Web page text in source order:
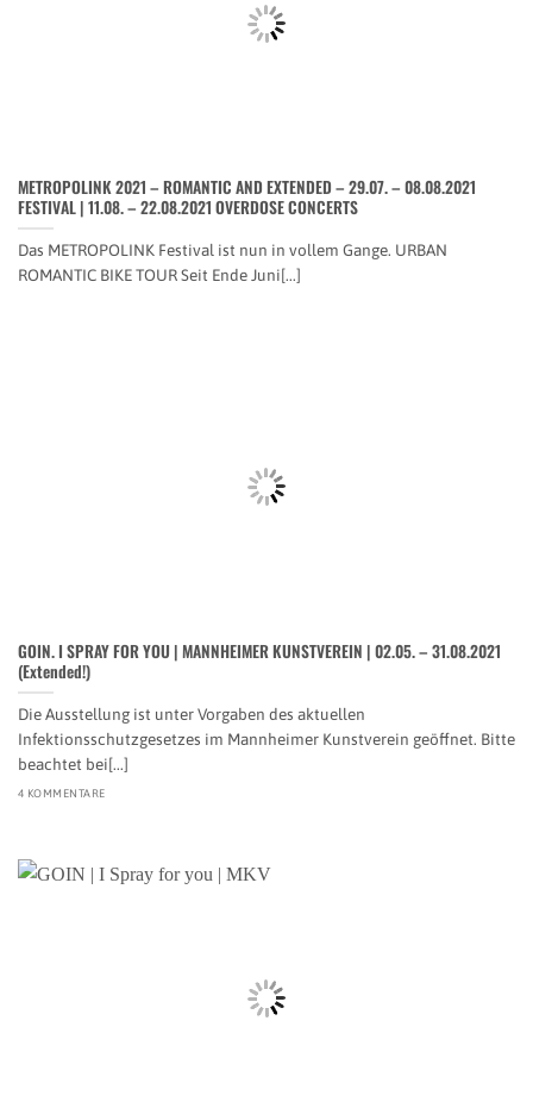
METROPOLINK 2021 – ROMANTIC AND EXTENDED – 29.07. – 08.08.2021
FESTIVAL | 11.08. – 22.08.2021 OVERDOSE CONCERTS
Das METROPOLINK Festival ist nun in vollem Gange. URBAN
ROMANTIC BIKE TOUR Seit Ende Juni[...]
GOIN. I SPRAY FOR YOU | MANNHEIMER KUNSTVEREIN | 02.05. – 31.08.2021
(Extended!)
Die Ausstellung ist unter Vorgaben des aktuellen
Infektionsschutzgesetzes im Mannheimer Kunstverein geöffnet. Bitte
beachtet bei[...]
4 KOMMENTARE